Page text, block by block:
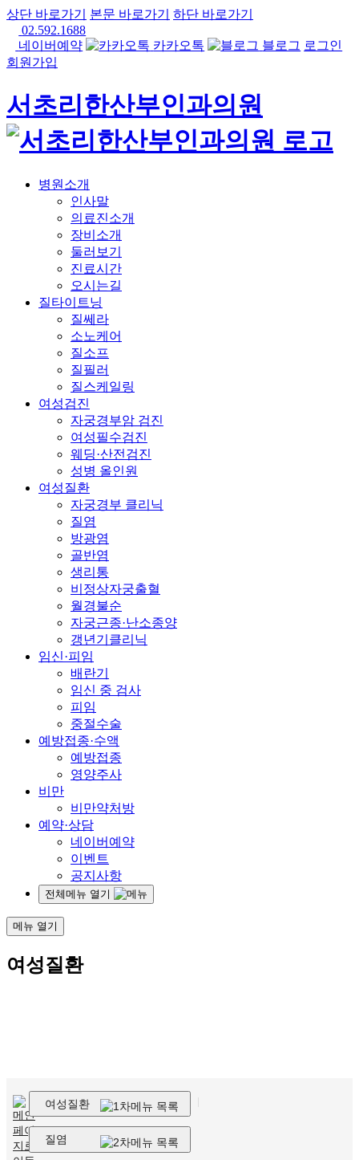
상단 바로가기 본문 바로가기
하단 바로가기
02.592.1688
네이버예약
카카오톡 블로그 로그인
회원가입
서초리한산부인과의원
병원소개
인사말
의료진소개
장비소개
둘러보기
진료시간
오시는길
질타이트닝
질쎄라
소노케어
질소프
질필러
질스케일링
여성검진
자궁경부암 검진
여성필수검진
웨딩·산전검진
성병 올인원
여성질환
자궁경부 클리닉
질염
방광염
골반염
생리통
비정상자궁출혈
월경불순
자궁근종·난소종양
갱년기클리닉
임신·피임
배란기
임신 중 검사
피임
중절수술
예방접종·수액
예방접종
영양주사
비만
비만약처방
예약·상담
네이버예약
이벤트
공지사항
전체메뉴 열기
메뉴 열기
여성질환
여성질환
질염